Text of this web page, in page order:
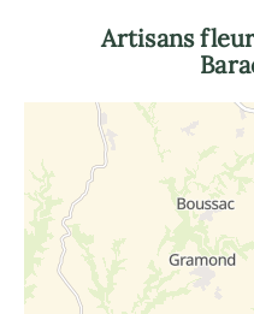
Artisans